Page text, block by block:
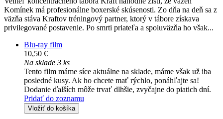
Komínek má profesionálne boxerské skúsenosti. Zo dňa na deň sa z
väzňa stáva Kraftov tréningový partner, ktorý v tábore získava
privilegované postavenie. Po smrti priateľa a spoluväzňa ho však...
Blu-ray film
10,50 €
Na sklade 3 ks
Tento film máme síce aktuálne na sklade, máme však už iba
posledné kusy. Ak ho chcete mať rýchlo, ponáhľajte sa!
Dodanie ďalších môže trvať dlhšie, zvyčajne do piatich dní.
Pridať do zoznamu
Vložiť do košíka